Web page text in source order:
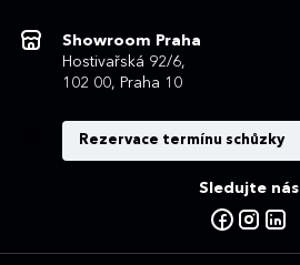
Showroom Praha
Hostivařská 92/6,
102 00, Praha 10
Rezervace termínu schůzky
Sledujte nás